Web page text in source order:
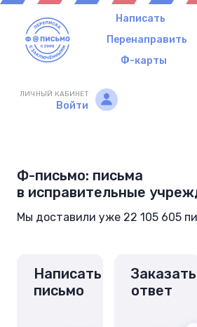
Написать
Перенаправить
Ф-карты
ЛИЧНЫЙ КАБИНЕТ
Войти
Ф-письмо: письма
в исправительные
Мы доставили уже 22 105 605
Написать
письмо
Заказать
ответ